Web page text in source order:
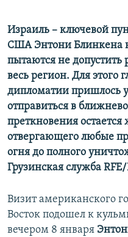
Израиль – ключевой
США Энтони Блинкена
пытаются не допустить
весь регион. Для этого
дипломатии пришлось
отправиться в
преткновения
отвергающего любые
огня до полного
Грузинская служба
Визит американского
Восток подошел к
вечером 8 января